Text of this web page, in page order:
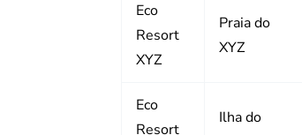
Eco
Resort
XYZ
Praia do
XYZ
Eco
Resort
Ilha do